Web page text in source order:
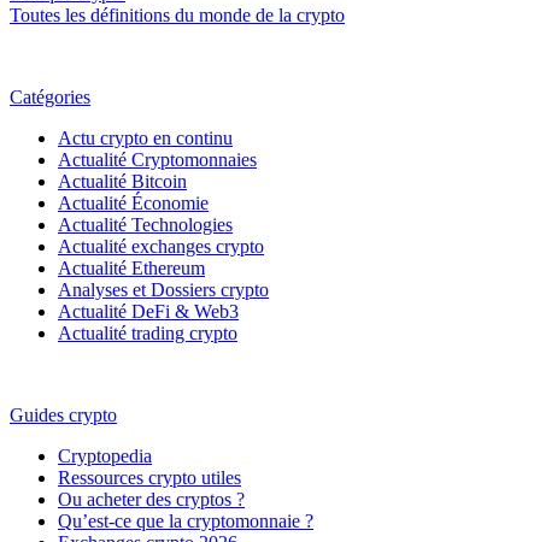
Toutes les définitions du monde de la crypto
Catégories
Actu crypto en continu
Actualité Cryptomonnaies
Actualité Bitcoin
Actualité Économie
Actualité Technologies
Actualité exchanges crypto
Actualité Ethereum
Analyses et Dossiers crypto
Actualité DeFi & Web3
Actualité trading crypto
Guides crypto
Cryptopedia
Ressources crypto utiles
Ou acheter des cryptos ?
Qu’est-ce que la cryptomonnaie ?